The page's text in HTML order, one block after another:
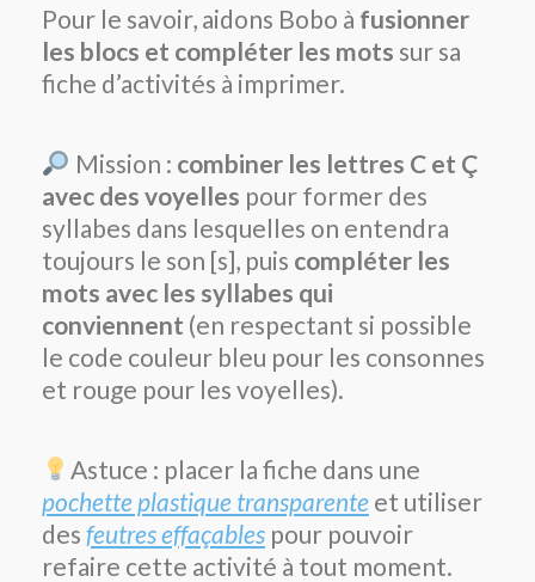
Pour le savoir, aidons Bobo à fusionner
les blocs et compléter les mots sur sa
fiche d’activités à imprimer.
Mission : combiner les lettres C et Ç
avec des voyelles pour former des
syllabes dans lesquelles on entendra
toujours le son [s], puis compléter les
mots avec les syllabes qui
conviennent (en respectant si possible
le code couleur bleu pour les consonnes
et rouge pour les voyelles).
Astuce : placer la fiche dans une
pochette plastique transparente et utiliser
des feutres effaçables pour pouvoir
refaire cette activité à tout moment.